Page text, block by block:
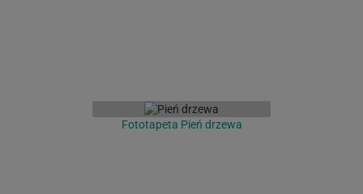
Fototapeta Pień drzewa